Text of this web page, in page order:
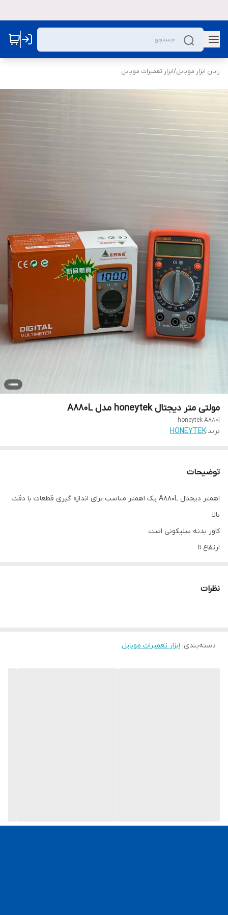
رایان ابزار موبایل/ابزار تعمیرات موبایل
مولتی متر دیجتال honeytek مدل A880L
honeytek A880l
برند:HONEYTEK
توضیحات
اهمتر دیجتال A880L یک اهمتر مناسب برای اندازه گیری قطعات با دقت
بالا
کاور بدنه سلیکونی است
ارتفاع 11
نظرات
دسته‌بندی: ابزار تعمیرات موبایل